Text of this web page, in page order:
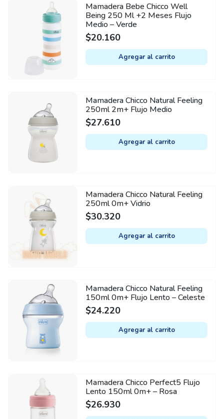
Mamadera Bebe Chicco Well
Being 250 Ml +2 Meses Flujo
Medio – Verde
$20.160
Agregar al carrito
Mamadera Chicco Natural Feeling
250ml 2m+ Flujo Medio
$27.610
Agregar al carrito
Mamadera Chicco Natural Feeling
250ml 0m+ Vidrio
$30.320
Agregar al carrito
Mamadera Chicco Natural Feeling
150ml 0m+ Flujo Lento – Celeste
$24.220
Agregar al carrito
Mamadera Chicco Perfect5 Flujo
Lento 150ml 0m+ – Rosa
$26.930